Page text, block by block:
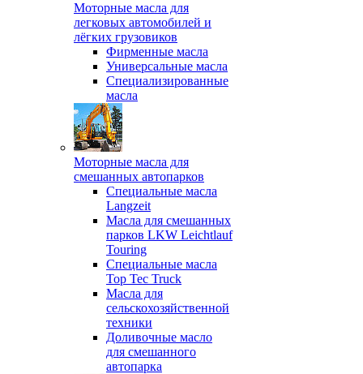
Моторные масла для
легковых автомобилей и
лёгких грузовиков
Фирменные масла
Универсальные масла
Специализированные
масла
Моторные масла для
смешанных автопарков
Специальные масла
Langzeit
Масла для смешанных
парков LKW Leichtlauf
Touring
Специальные масла
Top Tec Truck
Масла для
сельскохозяйственной
техники
Доливочные масло
для смешанного
автопарка